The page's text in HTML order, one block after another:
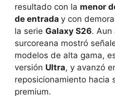
resultado con la menor
de entrada y con
la serie Galaxy S26. Aun
surcoreana mostró
modelos de alta gama,
versión Ultra, y avanzó
reposicionamiento hacia
premium.